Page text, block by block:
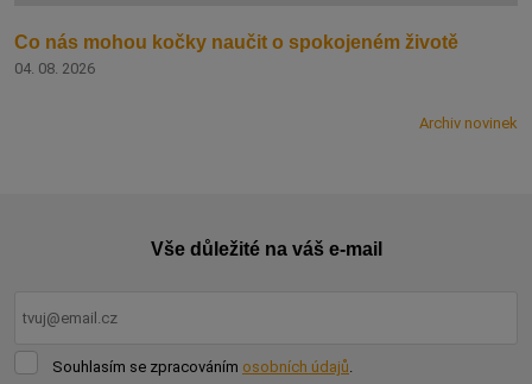
Co nás mohou kočky naučit o spokojeném životě
04. 08. 2026
Archiv novinek
Vše důležité na váš e-mail
Souhlasím
Souhlasím se zpracováním osobních údajů.